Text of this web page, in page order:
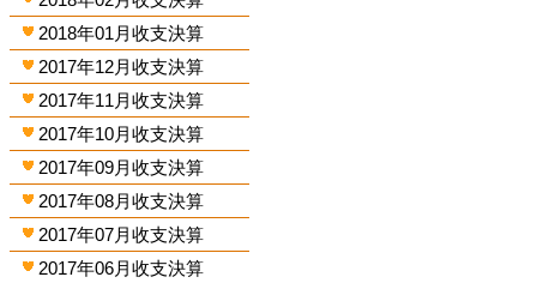
2018年01月收支決算
2017年12月收支決算
2017年11月收支決算
2017年10月收支決算
2017年09月收支決算
2017年08月收支決算
2017年07月收支決算
2017年06月收支決算